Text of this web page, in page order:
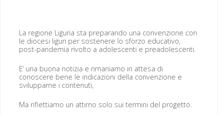
La regione Lig­uria sta preparan­do una con­ven­zione con
le dio­ce­si lig­uri per sostenere lo sfor­zo educa­ti­vo,
post-pan­demia riv­olto a ado­les­cen­ti e preadolescenti.
E’ una buona notizia e rima­ni­amo in atte­sa di
conoscere bene le indi­cazioni del­la con­ven­zione e
svilup­parne i contenuti,
Ma riflet­ti­amo un atti­mo solo sui ter­mi­ni del progetto.